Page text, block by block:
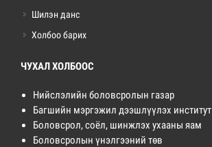
Шилэн данс
Холбоо барих
ЧУХАЛ ХОЛБООС
Нийслэлийн боловсролын газар
Багшийн мэргэжил дээшлүүлэх институт
Боловсрол, соёл, шинжлэх ухааны яам
Боловсролын үнэлгээний төв